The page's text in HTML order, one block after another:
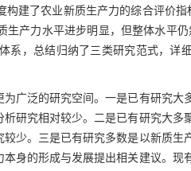
建了农业新质生产力的综合评价指
生产力水平进步明显，但整体水平
系，总结归纳了三类研究范式，详
广泛的研究空间。一是已有研究大
研究相对较少。二是已有研究大多
少。三是已有研究多数是以新质生
身的形成与发展提出相关建议。现